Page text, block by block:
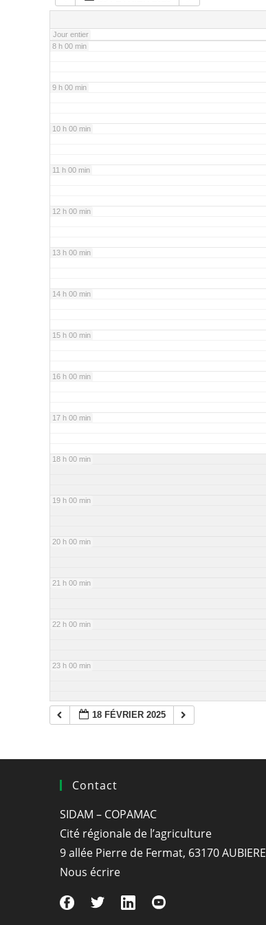
Jour entier
7 h 00 min
8 h 00 min
9 h 00 min
10 h 00 min
11 h 00 min
12 h 00 min
13 h 00 min
14 h 00 min
15 h 00 min
16 h 00 min
17 h 00 min
18 h 00 min
19 h 00 min
20 h 00 min
21 h 00 min
22 h 00 min
23 h 00 min
18 FÉVRIER 2025
Contact
SIDAM – COPAMAC
Cité régionale de l’agriculture
9 allée Pierre de Fermat, 63170 AUBIERE
Nous écrire